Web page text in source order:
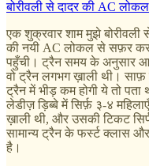
बोरीवली से दादर की AC
एक शुक्रवार शाम मुझे
की नयी AC लोकल से सफ़र
पहुँची। ट्रैन समय के अनुसार आ
वो ट्रैन लगभग ख़ाली थी।
ट्रैन में भीड़ कम होगी ये तो पता
लेडीज़ ड़िब्बे में सिर्फ़ ३-४
ख़ाली थी, और उसकी टिकट
सामान्य ट्रैन के फर्स्ट क्लास
है।